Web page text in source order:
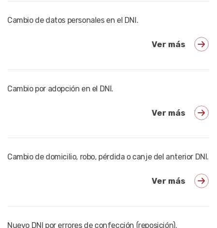
Cambio de datos personales en el DNI.
Ver más
Cambio por adopción en el DNI.
Ver más
Cambio de domicilio, robo, pérdida o canje del anterior DNI.
Ver más
Nuevo DNI por errores de confección (reposición).